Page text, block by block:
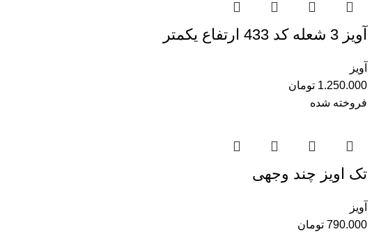
آویز 3 شعله کد 433 ارتفاع یکمتر
آویز
1.250.000 تومان
فروخته شده
تک اویز چند وجهی
آویز
790.000 تومان